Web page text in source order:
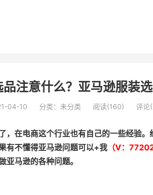
注意什么？亚马逊服装选
04-10 分类：未分类 阅读(160) 评论
，在电商这个行业也有自己的一些经验
有不懂得亚马逊问题可以+我 （V：
亚马逊的各种问题。